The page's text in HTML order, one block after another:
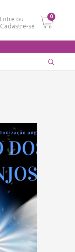
Entre ou
Cadastre-se
0